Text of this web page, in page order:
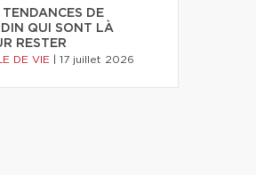
TENDANCES DE
QUI SONT LÀ
RESTER
DE VIE 17 juillet 2026